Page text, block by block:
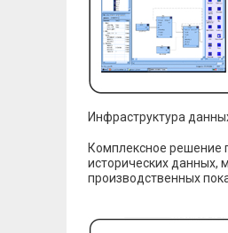
Инфраструктура
Комплексное решение
исторических данных,
производственных